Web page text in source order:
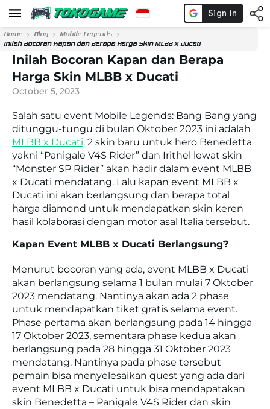
Home Blog
Mobile Legends
Inilah Bocoran Kapan dan Berapa Harga Skin MLBB x Ducati
Inilah Bocoran Kapan dan Berapa
Harga Skin MLBB x Ducati
October 5, 2023
Salah satu event Mobile Legends: Bang Bang yang
ditunggu-tungu di bulan Oktober 2023 ini adalah
MLBB x Ducati. 2 skin baru untuk hero Benedetta
yakni “Panigale V4S Rider” dan Irithel lewat skin
“Monster SP Rider” akan hadir dalam event MLBB
x Ducati mendatang. Lalu kapan event MLBB x
Ducati ini akan berlangsung dan berapa total
harga diamond untuk mendapatkan skin keren
hasil kolaborasi dengan motor asal Italia tersebut.
Kapan Event MLBB x Ducati Berlangsung?
Menurut bocoran yang ada, event MLBB x Ducati
akan berlangsung selama 1 bulan mulai 7 Oktober
2023 mendatang. Nantinya akan ada 2 phase
untuk mendapatkan tiket gratis selama event.
Phase pertama akan berlangsung pada 14 hingga
17 Oktober 2023, sementara phase kedua akan
berlangsung pada 28 hingga 31 Oktober 2023
mendatang. Nantinya pada phase tersebut
pemain bisa menyelesaikan quest yang ada dari
event MLBB x Ducati untuk bisa mendapatakan
skin Benedetta – Panigale V4S Rider dan skin